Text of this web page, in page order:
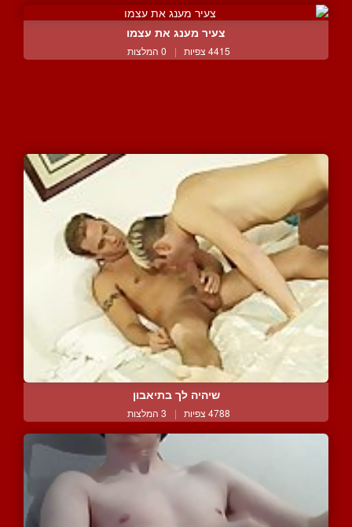
צעיר מענג את עצמו
4415 צפיות | 0 המלצות
שיהיה לך בתיאבון
4788 צפיות | 3 המלצות